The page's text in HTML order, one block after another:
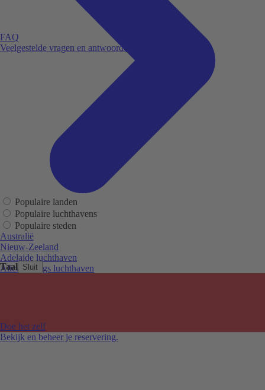
Taal Sluit
FAQ
Veelgestelde vragen en antwoorden.
Doe het zelf
Bekijk en beheer je reservering.
Populaire landen
Populaire luchthavens
Populaire steden
Australië
Nieuw-Zeeland
Adelaide luchthaven
Alice Springs luchthaven
Melbourne Tullamarine luchthaven
Perth luchthaven
Sydney luchthaven